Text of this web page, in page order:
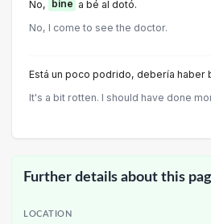
No, bine a bé al dotó.
No, I come to see the doctor.
Está un poco podrido, debería haber
It's a bit rotten. I should have done
Further details about this
LOCATION